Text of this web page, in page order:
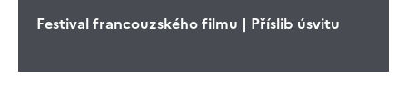
Festival francouzského filmu | Příslib úsvitu